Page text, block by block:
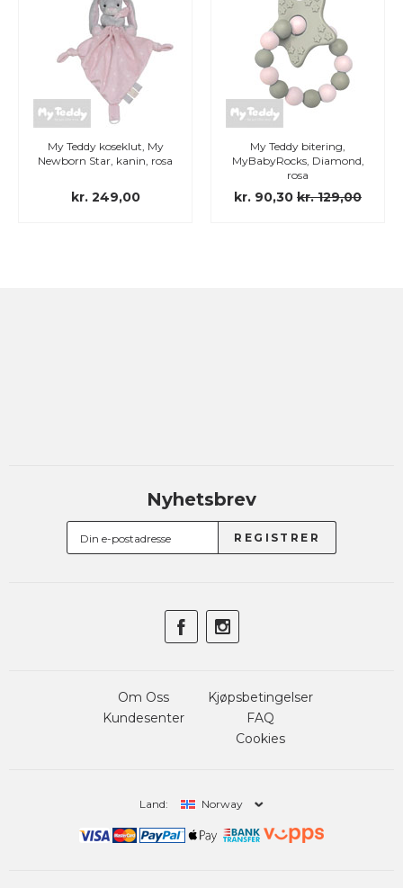
My Teddy koseklut, My
Newborn Star, kanin, rosa
kr. 249,00
My Teddy bitering,
MyBabyRocks, Diamond,
rosa
kr. 90,30 kr. 129,00
Nyhetsbrev
Om Oss
Kundesenter
Kjøpsbetingelser
FAQ
Cookies
Land: Norway